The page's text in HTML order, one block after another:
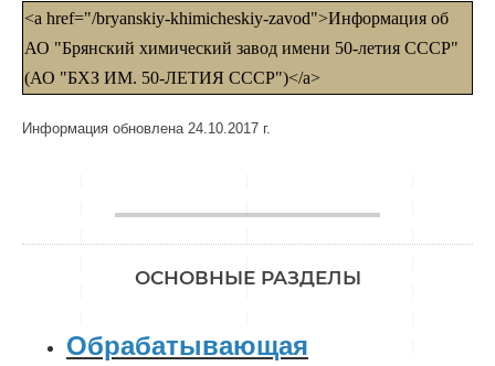
<a href="/bryanskiy-khimicheskiy-zavod">Информация об
АО "Брянский химический завод имени 50-летия СССР"
(АО "БХЗ ИМ. 50-ЛЕТИЯ СССР")</a>
Информация обновлена 24.10.2017 г.
________________
ОСНОВНЫЕ РАЗДЕЛЫ
Обрабатывающая